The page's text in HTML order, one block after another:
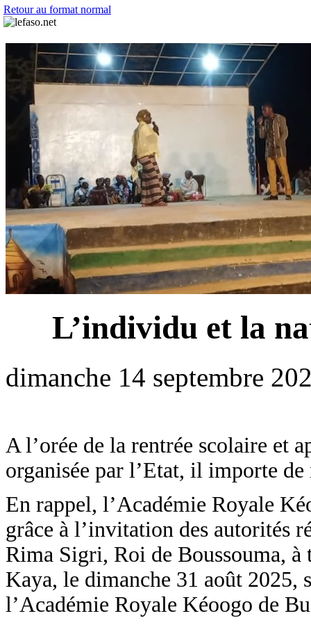
Retour au format normal
L’individu et la
dimanche 14 septembre
A l’orée de la rentrée scolaire et
organisée par l’Etat, il importe
En rappel, l’Académie Royale
grâce à l’invitation des autorités
Rima Sigri, Roi de Boussouma,
Kaya, le dimanche 31 août 2025,
l’Académie Royale Kéoogo de